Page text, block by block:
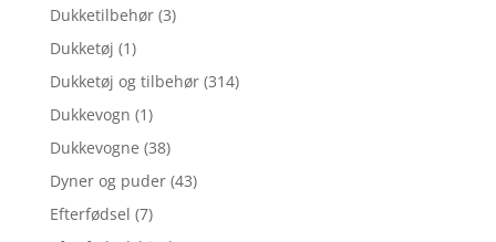
Dukketilbehør (3)
Dukketøj (1)
Dukketøj og tilbehør (314)
Dukkevogn (1)
Dukkevogne (38)
Dyner og puder (43)
Efterfødsel (7)